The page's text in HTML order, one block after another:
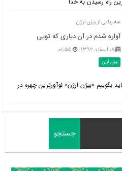
سه رباعی از بیژن ارژن
آواره شدم در آن دیاری که تویی
۱۸ اسفند ۱۳۹۲ | ۰۱:۵۵
بیژن ارژن
بگوییم «بیژن ارژن» نوآورترین چهره در